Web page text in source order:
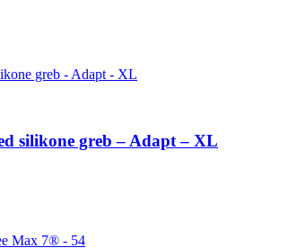
silikone greb – Adapt – XL